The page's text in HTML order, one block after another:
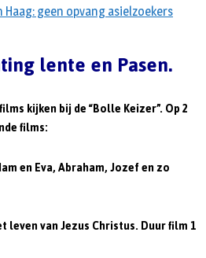
geen opvang asielzoekers
lente en Pasen.
kijken bij de “Bolle Keizer”. Op 2
films:
en Eva, Abraham, Jozef en zo
leven van Jezus Christus. Duur film 1